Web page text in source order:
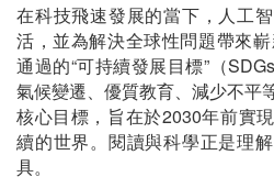
在科技飛速發展的當下，人工
活，並為解決全球性問題帶來
通過的“可持續發展目標”（
氣候變遷、優質教育、減少不平
核心目標，旨在於2030年前實
續的世界。閱讀與科學正是理
具。